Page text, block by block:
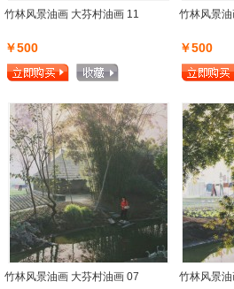
竹林风景油画 大芬村油画 11
￥500
竹林风景
￥500
竹林风景油画 大芬村油画 07 竹林风景